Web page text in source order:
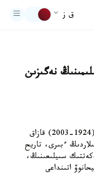
ق ز
نەگىزىن
استانا. قازاقپارات - 92 جىل بۇرىن (1924-2003) قازاق
ءبىرى، تاريح
سىيلىعىنىڭ،
اتىنداعى